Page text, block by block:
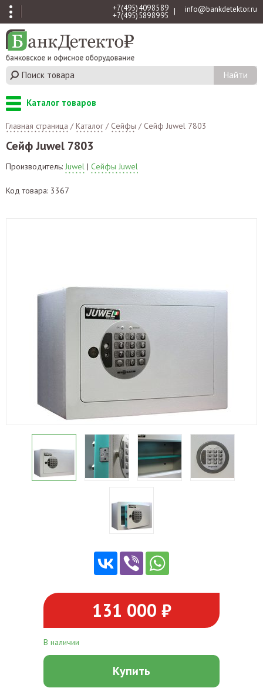
+7 (495) 409 85 89
+7 (495) 589 89 95 | info@bankdetektor.ru
Каталог товаров
Главная страница /Каталог / Сейфы / Сейф Juwel 7803
Сейф Juwel 7803
Производитель: Juwel | Сейфы Juwel
Код товара: 3367
131 000 ₽
В наличии
Купить